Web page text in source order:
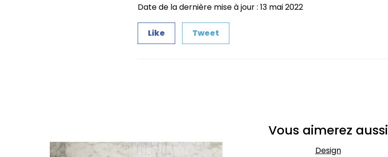
Date de la dernière mise à jour : 13 mai 2022
Like Tweet
Vous aimerez aussi
Design